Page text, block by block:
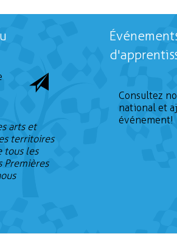
arts et
territoires
tous les
Premières
Consultez
national et
événement!